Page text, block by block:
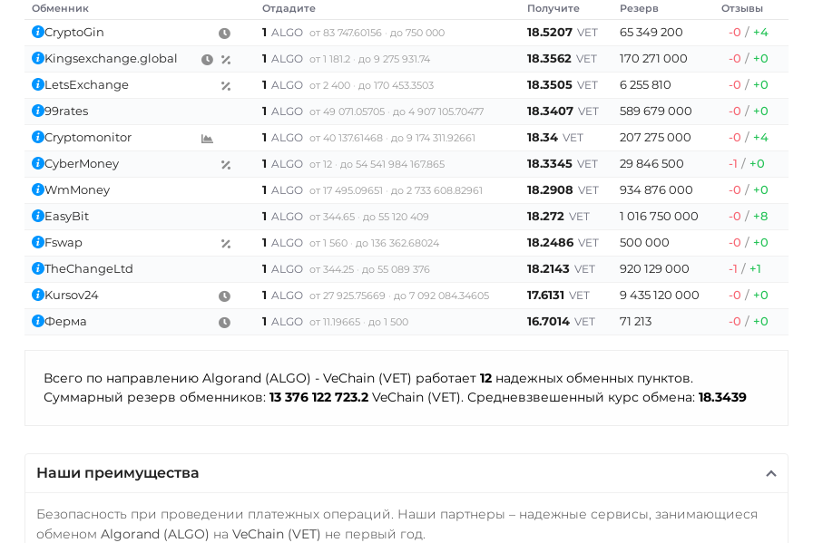
Обменник Отдадите Получите Резерв Отзывы
CryptoGin 1 ALGO от 83 747.60156 до 750 000 18.5207 VET 65 349 200 -0 / +4
Kingsexchange.global
1 ALGO от 1 181.2 до 9 275 931.74 18.3562 VET 170 271 000 -0 / +0
LetsExchange
1 ALGO от 2 400 до 170 453.3503 18.3505 VET 6 255 810 -0 / +0
99rates
1 ALGO от 49 071.05705 до 4 907 105.70477 18.3407 VET 589 679 000 -0 / +0
Cryptomonitor
1 ALGO от 40 137.61468 до 9 174 311.92661 18.34 VET 207 275 000 -0 / +4
CyberMoney
1 ALGO от 12 до 54 541 984 167.865 18.3345 VET 29 846 500 -1 / +0
WmMoney
1 ALGO от 17 495.09651 до 2 733 608.82961 18.2908 VET 934 876 000 -0 / +0
EasyBit
1 ALGO от 344.65 до 55 120 409 18.272 VET 1 016 750 000 -0 / +8
Fswap
1 ALGO от 1 560 до 136 362.68024 18.2486 VET 500 000 -0 / +0
TheChangeLtd
1 ALGO от 344.25 до 55 089 376 18.2143 VET 920 129 000 -1 / +1
Kursov24
1 ALGO от 27 925.75669 до 7 092 084.34605 17.6131 VET 9 435 120 000 -0 / +0
Ферма
1 ALGO от 11.19665 до 1 500 16.7014 VET 71 213 -0 / +0
Всего по направлению Algorand (ALGO) - VeChain (VET) работает 12надежных обменных пунктов.
Суммарный резерв обменников: 13 376 122 723.2VeChain (VET). Средневзвешенный курс обмена: 18.3439
Наши преимущества
Безопасность при проведении платежных операций. Наши партнеры – надежные сервисы, занимающиеся
обменом Algorand (ALGO) на VeChain (VET) не первый год.